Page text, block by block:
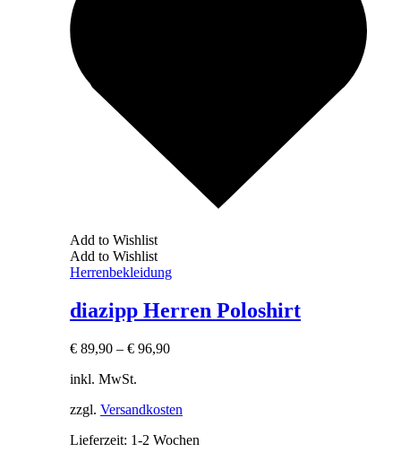
Add to Wishlist
Add to Wishlist
Herrenbekleidung
diazipp Herren Poloshirt
€ 89,90 – € 96,90
inkl. MwSt.
zzgl. Versandkosten
Lieferzeit: 1-2 Wochen